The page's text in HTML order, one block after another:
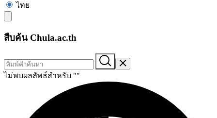
ไทย
สืบค้น Chula.ac.th
ไม่พบผลลัพธ์สำหรับ ""